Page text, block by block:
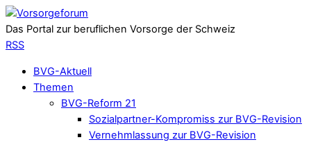
Das Portal zur beruflichen Vorsorge der Schweiz
RSS
BVG-Aktuell
Themen
BVG-Reform 21
Sozialpartner-Kompromiss zur BVG-Revision
Vernehmlassung zur BVG-Revision